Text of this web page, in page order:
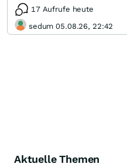
17 Aufrufe heute
sedum 05.08.26, 22:42
Aktuelle Themen